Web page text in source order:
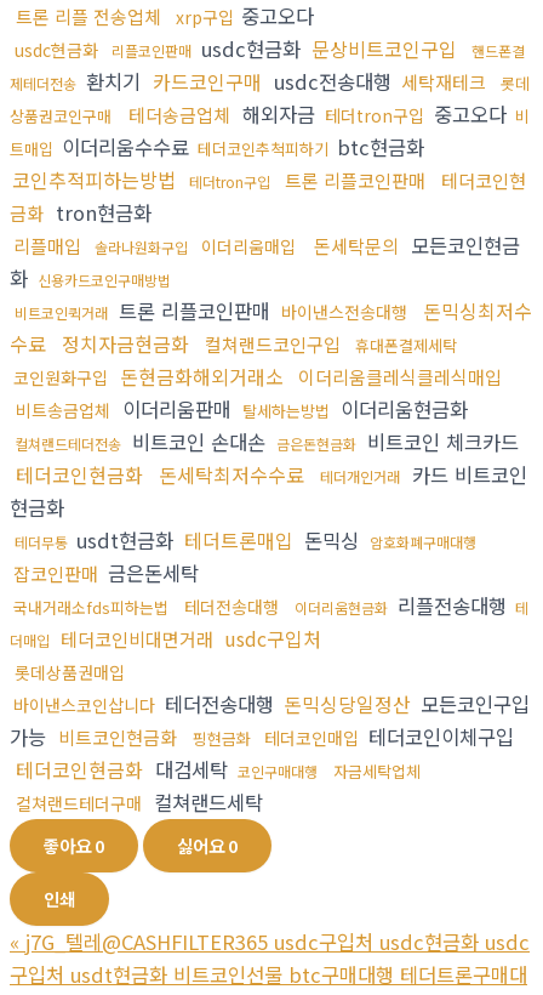
트론 리플 전송업체 xrp구입 중고오다
usdc현금화 리플코인판매 usdc현금화 문상비트코인구입
핸드폰결
제테더전송 환치기 카드코인구매 usdc전송대행 세탁재테크
롯데
상품권코인구매
테더송금업체 해외자금 테더tron구입 중고오다 비
트매입 이더리움수수료 테더코인추척피하기 btc현금화
코인추적피하는방법
테더tron구입 트론 리플코인판매
테더코인현
금화 tron현금화
리플매입 솔라나원화구입 이더리움매입 돈세탁문의
모든코인현금
화 신용카드코인구매방법
비트코인퀵거래 트론 리플코인판매 바이낸스전송대행
돈믹싱최저수
수료 정치자금현금화 컬쳐랜드코인구입 휴대폰결제세탁
코인원화구입 돈현금화해외거래소 이더리움클레식클레식매입
비트송금업체 이더리움판매 탈세하는방법 이더리움현금화
컬쳐랜드테더전송 비트코인 손대손 금은돈현금화 비트코인 체크카드
테더코인현금화 돈세탁최저수수료 테더개인거래
카드 비트코인
현금화
테더무통 usdt현금화 테더트론매입 돈믹싱 암호화폐구매대행
잡코인판매 금은돈세탁
국내거래소fds피하는법 테더전송대행 이더리움현금화 리플전송대행 테
더매입
테더코인비대면거래 usdc구입처
롯데상품권매입
바이낸스코인삽니다 테더전송대행 돈믹싱당일정산 모든코인구입
가능 비트코인현금화 핑현금화 테더코인매입 테더코인이체구입
테더코인현금화 대검세탁 코인구매대행 자금세탁업체
컬쳐랜드테더구매 컬쳐랜드세탁
좋아요0 싫어요0
인쇄
« j7G_텔레@CASHFILTER365 usdc구입처 usdc현금화 usdc
구입처 usdt현금화 비트코인선물 btc구매대행 테더트론구매대